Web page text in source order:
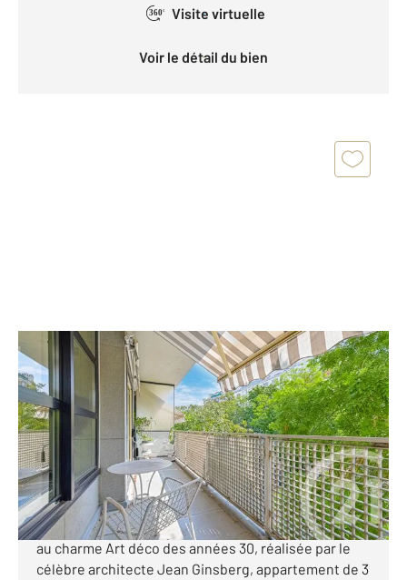
360° Visite virtuelle
Voir le détail du bien
PARIS 75016
73,70 m
, 3 pièces
Ref : 861
Appartement T3 à vendre
740 000 €
PARIS XVI - MAISON DE LA RADIO Au sein d'une
copropriété de standing avec gardienne à demeure,
au charme Art déco des années 30, réalisée par le
célèbre architecte Jean Ginsberg, appartement de 3